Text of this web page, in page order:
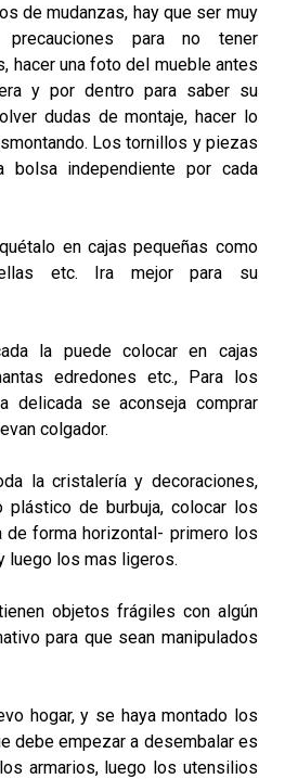
de mudanzas, hay que ser muy
para no tener
hacer una foto del mueble antes
y por dentro para saber su
dudas de montaje, hacer lo
Los tornillos y piezas
bolsa independiente por cada
en cajas pequeñas como
etc. Ira mejor para su
la puede colocar en cajas
edredones etc., Para los
delicada se aconseja comprar
colgador.
la cristalería y decoraciones,
de burbuja, colocar los
de forma horizontal- primero los
luego los mas ligeros.
objetos frágiles con algún
para que sean manipulados
hogar, y se haya montado los
debe empezar a desembalar es
armarios, luego los utensilios